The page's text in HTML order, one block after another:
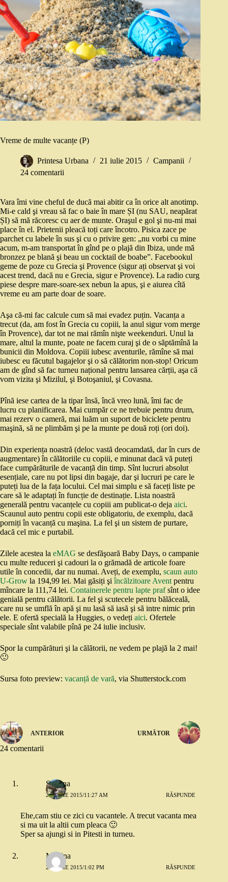
Vreme de multe vacanțe (P)
Printesa Urbana 21 iulie 2015
Campanii
24 comentarii
Vara îmi vine cheful de ducă mai abitir ca în orice alt anotimp.
Mi-e cald şi vreau să fac o baie în mare ȘI (nu SAU, neapărat
ȘI) să mă răcoresc cu aer de munte. Oraşul e gol şi nu-mi mai
place în el. Prietenii pleacă toți care încotro. Pisica zace pe
parchet cu labele în sus şi cu o privire gen: „nu vorbi cu mine
acum, m-am transportat în gînd pe o plajă din Ibiza, unde mă
bronzez pe blană şi beau un cocktail de boabe”. Facebookul
geme de poze cu Grecia şi Provence (sigur ați observat şi voi
acest trend, dacă nu e Grecia, sigur e Provence). La radio curg
piese despre mare-soare-sex nebun la apus, şi e aiurea cîtă
vreme eu am parte doar de soare.
Aşa că-mi fac calcule cum să mai evadez puțin. Vacanța a
trecut (da, am fost în Grecia cu copiii, la anul sigur vom merge
în Provence), dar tot ne mai rămîn nişte weekenduri. Unul la
mare, altul la munte, poate ne facem curaj şi de o săptămînă la
bunicii din Moldova. Copiii iubesc aventurile, rămîne să mai
iubesc eu făcutul bagajelor şi o să călătorim non-stop! Oricum
am de gînd să fac turneu național pentru lansarea cărții, aşa că
vom vizita şi Mizilul, şi Botoşaniul, şi Covasna.
Pînă iese cartea de la tipar însă, încă vreo lună, îmi fac de
lucru cu planificarea. Mai cumpăr ce ne trebuie pentru drum,
mai rezerv o cameră, mai luăm un suport de biciclete pentru
maşină, să ne plimbăm şi pe la munte pe două roți (ori doi).
Din experiența noastră (deloc vastă deocamdată, dar în curs de
augmentare) în călătoriile cu copiii, e minunat dacă vă puteți
face cumpărăturile de vacanță din timp. Sînt lucruri absolut
esențiale, care nu pot lipsi din bagaje, dar şi lucruri pe care le
puteți lua de la fața locului. Cel mai simplu e să faceți liste pe
care să le adaptați în funcție de destinație. Lista noastră
generală pentru vacanțele cu copiii am publicat-o deja aici.
Scaunul auto pentru copii este obligatoriu, de exemplu, dacă
porniți în vacanță cu maşina. La fel şi un sistem de purtare,
dacă cel mic e purtabil.
Zilele acestea la eMAG se desfăşoară Baby Days, o campanie
cu multe reduceri şi cadouri la o grămadă de articole foare
utile în concedii, dar nu numai. Aveți, de exemplu, scaun auto
U-Grow la 194,99 lei. Mai găsiți şiîncălzitoare Avent pentru
mîncare la 111,74 lei. Containerele pentru lapte prafsînt o idee
genială pentru călătorii. La fel şi scutecele pentru bălăceală,
care nu se umflă în apă şi nu lasă să iasă şi să intre nimic prin
ele. E ofertă specială la Huggies, o vedeți aici. Ofertele
speciale sînt valabile pînă pe 24 iulie inclusiv.
Spor la cumpărături şi la călătorii, ne vedem pe plajă la 2 mai!
🙂
Sursa foto preview: vacanță de vară, via Shutterstock.com
ANTERIOR URMĂTOR
24 comentarii
Simona
21 IULIE 2015/11:27 AM RĂSPUNDE
Ehe,cam stiu ce zici cu vacantele. A trecut vacanta mea
si ma uit la altii cum pleaca 🙂
Sper sa ajungi si in Pitesti in turneu.
Modina
21 IULIE 2015/1:02 PM RĂSPUNDE